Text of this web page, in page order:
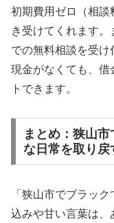
初期費用ゼロ（相談
き受けてくれます
での無料相談を受け
現金がなくても、借
トできます。
まとめ：狭山
な日常を取り戻
「狭山市でブラッ
込みや甘い言葉は、